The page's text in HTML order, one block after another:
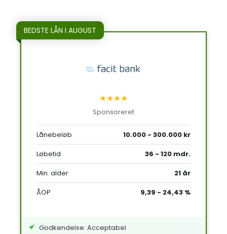
BEDSTE LÅN I AUGUST
★★★★
Sponsoreret
Lånebeløb
10.000 - 300.000 kr
Løbetid
36 - 120 mdr.
Min. alder
21 år
ÅOP
9,39 - 24,43 %
Godkendelse: Acceptabel